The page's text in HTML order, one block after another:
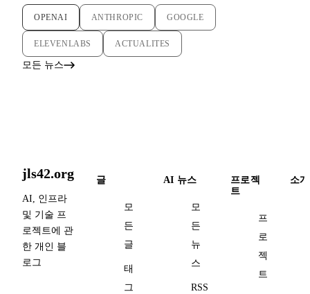
OPENAI ANTHROPIC GOOGLE
ELEVENLABS ACTUALITES
모든 뉴스
jls42.org
AI, 인프라
및 기술 프
로젝트에 관
한 개인 블
로그
글
모
든
글
태
그
AI 뉴스
모
든
뉴
스
RSS
프로젝
트
프
로
젝
트
소개